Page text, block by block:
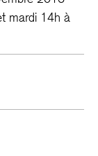
mardi 14h à